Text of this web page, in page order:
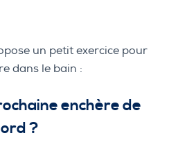
un petit exercice pour
dans le bain :
enchère de
?